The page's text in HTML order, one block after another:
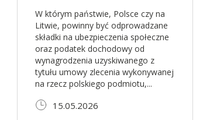
W którym państwie, Polsce czy na
Litwie, powinny być odprowadzane
składki na ubezpieczenia społeczne
oraz podatek dochodowy od
wynagrodzenia uzyskiwanego z
tytułu umowy zlecenia wykonywanej
na rzecz polskiego podmiotu,...
15.05.2026